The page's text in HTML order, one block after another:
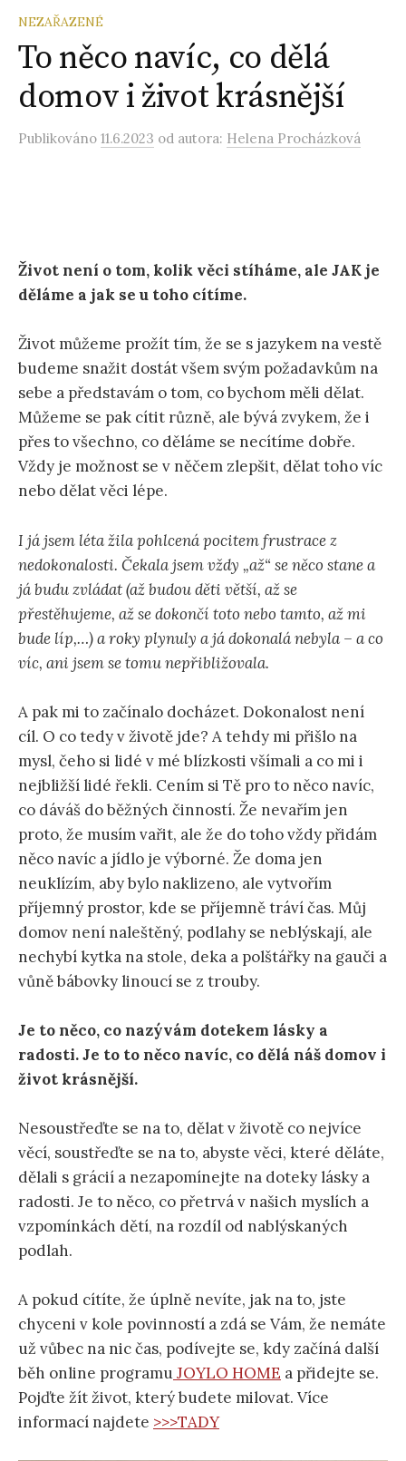
NEZAŘAZENÉ
To něco navíc, co dělá
domov i život krásnější
Publikováno 11.6.2023 od autora: Helena Procházková
Život není o tom, kolik věci stíháme, ale JAK je
děláme a jak se u toho cítíme.
Život můžeme prožít tím, že se s jazykem na vestě
budeme snažit dostát všem svým požadavkům na
sebe a představám o tom, co bychom měli dělat.
Můžeme se pak cítit různě, ale bývá zvykem, že i
přes to všechno, co děláme se necítíme dobře.
Vždy je možnost se v něčem zlepšit, dělat toho víc
nebo dělat věci lépe.
I já jsem léta žila pohlcená pocitem frustrace z
nedokonalosti. Čekala jsem vždy „až“ se něco stane a
já budu zvládat (až budou děti větší, až se
přestěhujeme, až se dokončí toto nebo tamto, až mi
bude líp,…) a roky plynuly a já dokonalá nebyla – a co
víc, ani jsem se tomu nepřibližovala.
A pak mi to začínalo docházet. Dokonalost není
cíl. O co tedy v životě jde? A tehdy mi přišlo na
mysl, čeho si lidé v mé blízkosti všímali a co mi i
nejbližší lidé řekli. Cením si Tě pro to něco navíc,
co dáváš do běžných činností. Že nevařím jen
proto, že musím vařit, ale že do toho vždy přidám
něco navíc a jídlo je výborné. Že doma jen
neuklízím, aby bylo naklizeno, ale vytvořím
příjemný prostor, kde se příjemně tráví čas. Můj
domov není naleštěný, podlahy se neblýskají, ale
nechybí kytka na stole, deka a polštářky na gauči a
vůně bábovky linoucí se z trouby.
Je to něco, co nazývám dotekem lásky a
radosti. Je to to něco navíc, co dělá náš domov i
život krásnější.
Nesoustřeďte se na to, dělat v životě co nejvíce
věcí, soustřeďte se na to, abyste věci, které děláte,
dělali s grácií a nezapomínejte na doteky lásky a
radosti. Je to něco, co přetrvá v našich myslích a
vzpomínkách dětí, na rozdíl od nablýskaných
podlah.
A pokud cítíte, že úplně nevíte, jak na to, jste
chyceni v kole povinností a zdá se Vám, že nemáte
už vůbec na nic čas, podívejte se, kdy začíná další
běh online programuJOYLO HOME a přidejte se.
Pojďte žít život, který budete milovat. Více
informací najdete >>>TADY